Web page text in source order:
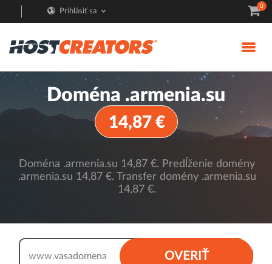
Prihlásiť sa
0
Doména .armenia.su
14,87 €
Doména .armenia.su 14,87 €. Predĺženie domény
.armenia.su 14,87 €. Transfer domény .armenia.su
14,87 €.
OVERIŤ
www.